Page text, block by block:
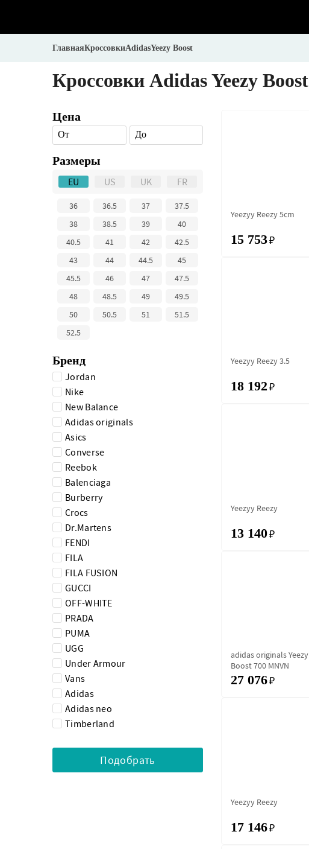
ГлавнаяКроссовкиAdidasYeezy Boost
Кроссовки Adidas Yeezy Boost
Цена
От До
Размеры
EU US UK FR
36 36.5 37
37.5
38
38.5 39
40
40.5
41 42
42.5
43
44 44.5
45
45.5
46 47
47.5
48
48.5 49
49.5
50
50.5 51
51.5
52.5
Бренд
Jordan
Nike
New Balance
Adidas originals
Asics
Converse
Reebok
Balenciaga
Burberry
Crocs
Dr.Martens
FENDI
FILA
FILA FUSION
GUCCI
OFF-WHITE
PRADA
PUMA
UGG
Under Armour
Vans
Adidas
Adidas neo
Timberland
Yeezyy Reezy 5cm
15 753₽
Yeezyy Reezy 3.5
18 192 ₽
Yeezyy Reezy
13 140₽
adidas originals Yeezy
Boost 700 MNVN
"Geode"
27 076₽
Yeezyy Reezy
17 146₽